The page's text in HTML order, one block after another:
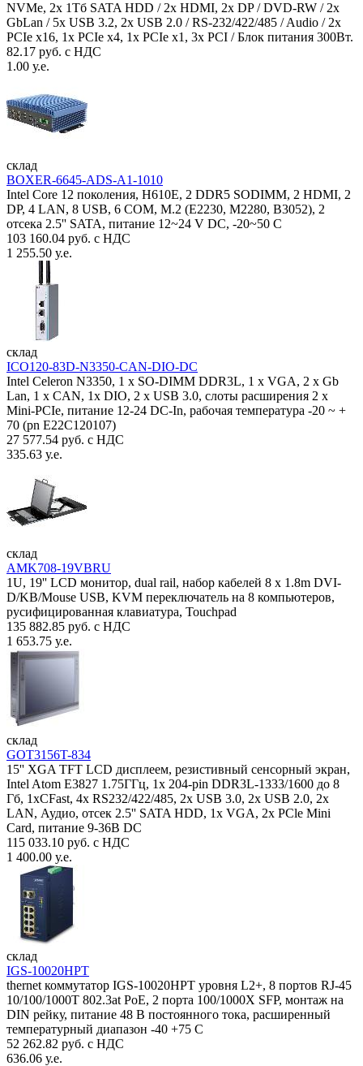
NVMe, 2x 1Тб SATA HDD / 2x HDMI, 2x DP / DVD-RW / 2x
GbLan / 5x USB 3.2, 2x USB 2.0 / RS-232/422/485 / Audio / 2x
PCIe x16, 1x PCIe x4, 1x PCIe x1, 3x PCI / Блок питания 300Вт.
82.17 руб. с НДС
1.00 у.е.
склад
BOXER-6645-ADS-A1-1010
Intel Core 12 поколения, H610E, 2 DDR5 SODIMM, 2 HDMI, 2
DP, 4 LAN, 8 USB, 6 COM, M.2 (E2230, M2280, B3052), 2
отсека 2.5'' SATA, питание 12~24 V DC, -20~50 C
103 160.04 руб. с НДС
1 255.50 у.е.
склад
ICO120-83D-N3350-CAN-DIO-DC
Intel Celeron N3350, 1 х SO-DIMM DDR3L, 1 х VGA, 2 x Gb
Lan, 1 х CAN, 1x DIO, 2 х USB 3.0, слоты расширения 2 x
Mini-PCIe, питание 12-24 DC-In, рабочая температура -20 ~ +
70 (pn E22C120107)
27 577.54 руб. с НДС
335.63 у.е.
склад
AMK708-19VBRU
1U, 19'' LCD монитор, dual rail, набор кабелей 8 x 1.8m DVI-
D/KB/Mouse USB, KVM переключатель на 8 компьютеров,
русифицированная клавиатура, Touchpad
135 882.85 руб. с НДС
1 653.75 у.е.
склад
GOT3156T-834
15'' XGA TFT LCD дисплеем, резистивный сенсорный экран,
Intel Atom E3827 1.75ГГц, 1x 204-pin DDR3L-1333/1600 до 8
Гб, 1xCFast, 4x RS232/422/485, 2x USB 3.0, 2x USB 2.0, 2x
LAN, Аудио, отсек 2.5'' SATA HDD, 1x VGA, 2x PCle Mini
Card, питание 9-36В DC
115 033.10 руб. с НДС
1 400.00 у.е.
склад
IGS-10020HPT
thernet коммутатор IGS-10020HPT уровня L2+, 8 портов RJ-45
10/100/1000T 802.3at PoE, 2 порта 100/1000X SFP, монтаж на
DIN рейку, питание 48 В постоянного тока, расширенный
температурный диапазон -40 +75 С
52 262.82 руб. с НДС
636.06 у.е.